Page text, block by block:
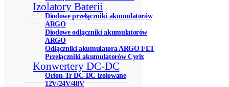
Izolatory Baterii
Diodowe przełączniki akumulatorów
ARGO
Diodowe odłączniki akumulatorów
ARGO
Odłączniki akumulatora ARGO FET
Przełączniki akumulatorów Cyrix
Konwertery DC-DC
Orion-Tr DC-DC izolowane
12V/24V/48V